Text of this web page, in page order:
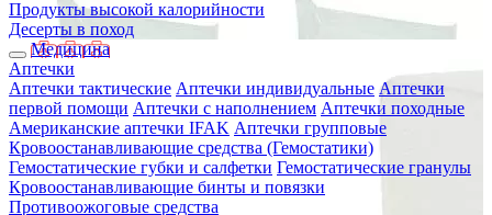
Продукты высокой калорийности
Десерты в поход
Медицина
Аптечки
Аптечки тактические Аптечки индивидуальные Аптечки
первой помощи Аптечки с наполнением Аптечки походные
Американские аптечки IFAK Аптечки групповые
Кровоостанавливающие средства (Гемостатики)
Гемостатические губки и салфетки Гемостатические гранулы
Кровоостанавливающие бинты и повязки
Противоожоговые средства